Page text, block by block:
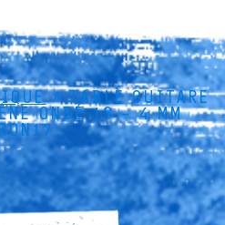
»TABLE GUITARE
ONDÉ 1S – 4 MM